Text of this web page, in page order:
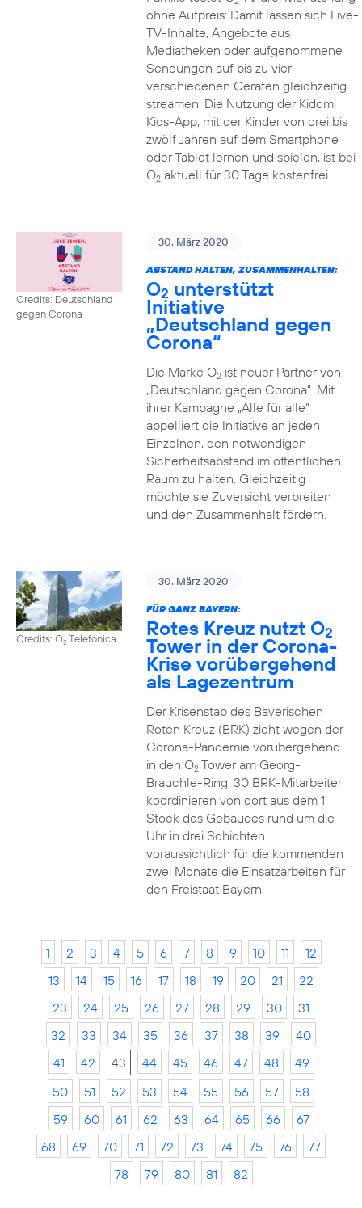
ohne Aufpreis: Damit lassen sich Live-
TV-Inhalte, Angebote aus
Mediatheken oder aufgenommene
Sendungen auf bis zu vier
verschiedenen Geräten gleichzeitig
streamen. Die Nutzung der Kidomi
Kids-App, mit der Kinder von drei bis
zwölf Jahren auf dem Smartphone
oder Tablet lernen und spielen, ist bei
O2aktuell für 30 Tage kostenfrei.
Credits: Deutschland
gegen Corona
30. März 2020
ABSTAND HALTEN, ZUSAMMENHALTEN:
O2 unterstützt
Initiative
„Deutschland gegen
Corona“
Die Marke O2ist neuer Partner von
„Deutschland gegen Corona“. Mit
ihrer Kampagne „Alle für alle“
appelliert die Initiative an jeden
Einzelnen, den notwendigen
Sicherheitsabstand im öffentlichen
Raum zu halten. Gleichzeitig
möchte sie Zuversicht verbreiten
und den Zusammenhalt fördern.
Credits: O2Telefónica
30. März 2020
FÜR GANZ BAYERN:
Rotes Kreuz nutzt O2
Tower in der Corona-
Krise vorübergehend
als Lagezentrum
Der Krisenstab des Bayerischen
Roten Kreuz (BRK) zieht wegen der
Corona-Pandemie vorübergehend
in den O2Tower am Georg-
Brauchle-Ring. 30 BRK-Mitarbeiter
koordinieren von dort aus dem 1.
Stock des Gebäudes rund um die
Uhr in drei Schichten
voraussichtlich für die kommenden
zwei Monate die Einsatzarbeiten für
den Freistaat Bayern.
1 2 3 4 5 6 7 8 9 10 11
12
13
14 15 16 17 18 19 20 21
22
23
24 25 26 27 28 29 30
31
32
33 34 35 36 37 38 39
40
41
42 43 44 45 46 47 48
49
50
51 52 53 54 55 56 57
58
59
60 61 62 63 64 65 66
67
68
69 70 71 72 73 74 75 76
77
78
79 80 81 82